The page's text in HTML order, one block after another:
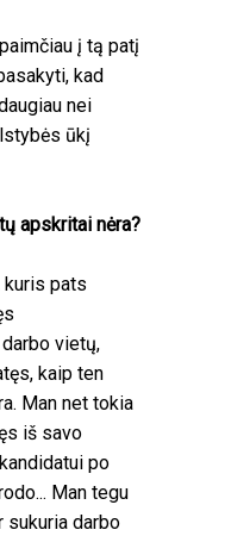
į tą patį
kad
nei
ūkį
apskritai nėra?
kuris pats
vietų,
kaip ten
Man net tokia
iš savo
po
Man tegu
sukuria darbo